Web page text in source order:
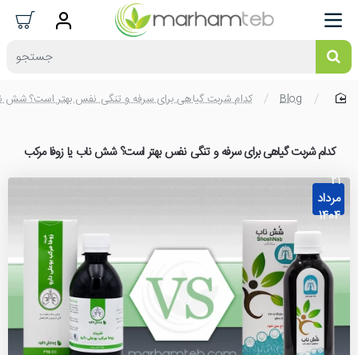
جستجو
home
Blog کدام شربت گیاهی برای سرفه و تنگی نفس بهتر است؟ شش
کدام شربت گیاهی برای سرفه و تنگی نفس بهتر است؟ شش ناب یا زوفا مرکب
21
مرداد
1404